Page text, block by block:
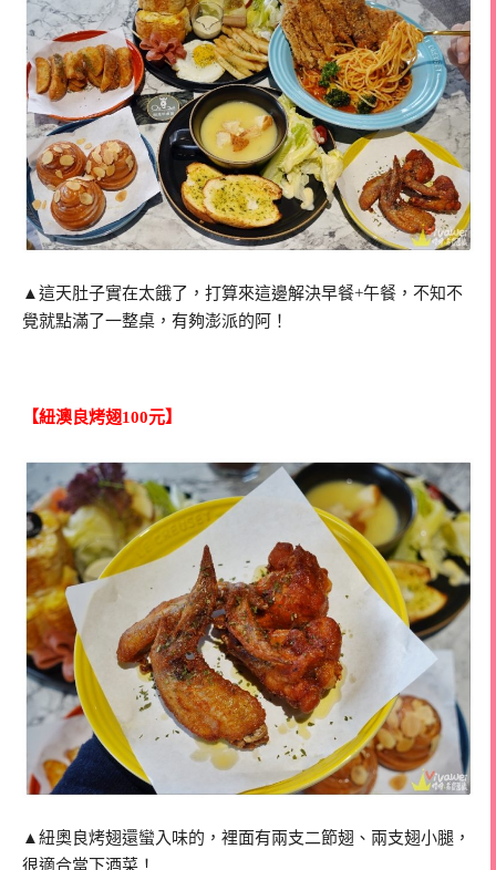
▲這天肚子實在太餓了，打算來這邊解決早餐+午餐，不知不
覺就點滿了一整桌，有夠澎派的阿！
【紐澳良烤翅100元】
▲紐奧良烤翅還蠻入味的，裡面有兩支二節翅、兩支翅小腿，
很適合當下酒菜！